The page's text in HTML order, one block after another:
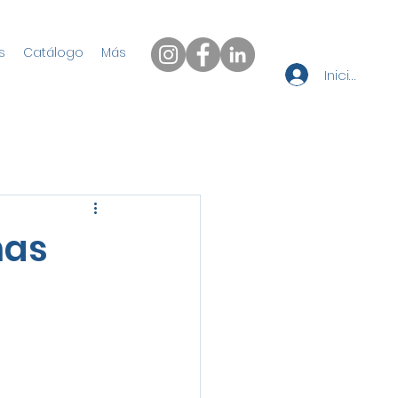
Catálogo Más
Iniciar